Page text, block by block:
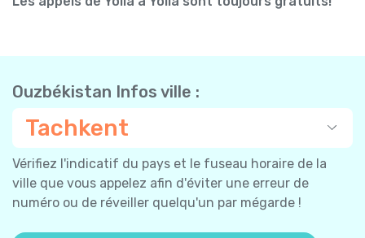
Ouzbékistan Infos ville :
Tachkent
Vérifiez l'indicatif du pays et le fuseau horaire de la
ville que vous appelez afin d'éviter une erreur de
numéro ou de réveiller quelqu'un par mégarde !